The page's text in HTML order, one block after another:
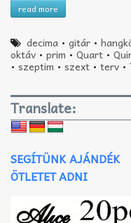
read more
decima •gitár •
oktáv • prim • Quart •
• szeptim • szext • terv •
Translate:
SEGÍTÜNK AJÁNDÉK
ÖTLETET ADNI